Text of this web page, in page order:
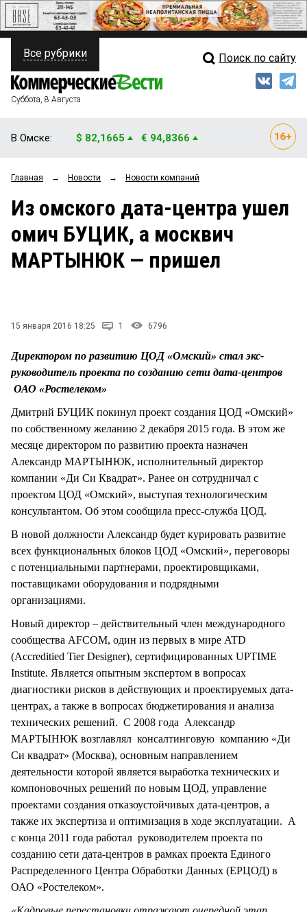
ПОЛИТИКА
ФИНАНСЫ
ОБЩЕСТВО
ЗАКОН
НОВОСТИ КОМПАНИЙ
Свежий выпуск
Мнения
Рейтинги
Блоги
Архив
Все рубрики Поиск по сайту
Суббота, 8 Августа
В Омске: $ 82,1665 € 94,8366
Главная → Новости → Новости компаний
Из омского дата-центра ушел
омич БУЦИК, а москвич
МАРТЫНЮК — пришел
15 января 2016 18:25 1 6796
Директором по развитию ЦОД «Омский» стал экс-
руководитель проекта по созданию сети дата-центров
ОАО «Ростелеком»
Дмитрий БУЦИК покинул проект создания ЦОД «Омский»
по собственному желанию 2 декабря 2015 года. В этом же
месяце директором по развитию проекта назначен
Александр МАРТЫНЮК, исполнительный директор
компании «Ди Си Квадрат». Ранее он сотрудничал с
проектом ЦОД «Омский», выступая технологическим
консультантом. Об этом сообщила пресс-служба ЦОД.
В новой должности Александр будет курировать развитие
всех функциональных блоков ЦОД «Омский», переговоры
с потенциальными партнерами, проектировщиками,
поставщиками оборудования и подрядными
организациями.
Новый директор – действительный член международного
сообщества AFCOM, один из первых в мире ATD
(Accreditied Tier Designer), сертифицированных UPTIME
Institute. Является опытным экспертом в вопросах
диагностики рисков в действующих и проектируемых дата-
центрах, а также в вопросах бюджетирования и анализа
технических решений. С 2008 года Александр
МАРТЫНЮК возглавлял консалтинговую компанию «Ди
Си квадрат» (Москва), основным направлением
деятельности которой является выработка технических и
компоновочных решений по новым ЦОД, управление
проектами создания отказоустойчивых дата-центров, а
также их экспертиза и оптимизация в ходе эксплуатации. А
с конца 2011 года работал руководителем проекта по
созданию сети дата-центров в рамках проекта Единого
Распределенного Центра Обработки Данных (ЕРЦОД) в
ОАО «Ростелеком».